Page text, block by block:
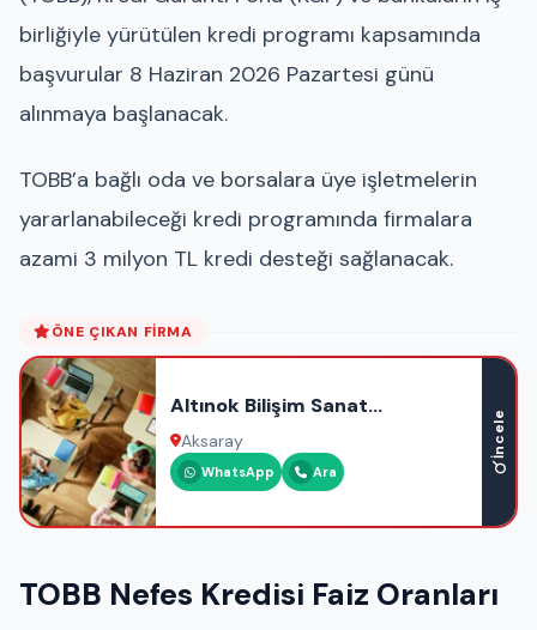
birliğiyle yürütülen kredi programı kapsamında
başvurular 8 Haziran 2026 Pazartesi günü
alınmaya başlanacak.
TOBB’a bağlı oda ve borsalara üye işletmelerin
yararlanabileceği kredi programında firmalara
azami 3 milyon TL kredi desteği sağlanacak.
ÖNE ÇIKAN FIRMA
Altınok Bilişim Sanat
Akademisi
Aksaray
WhatsApp Ara
İncele
TOBB Nefes Kredisi Faiz Oranları